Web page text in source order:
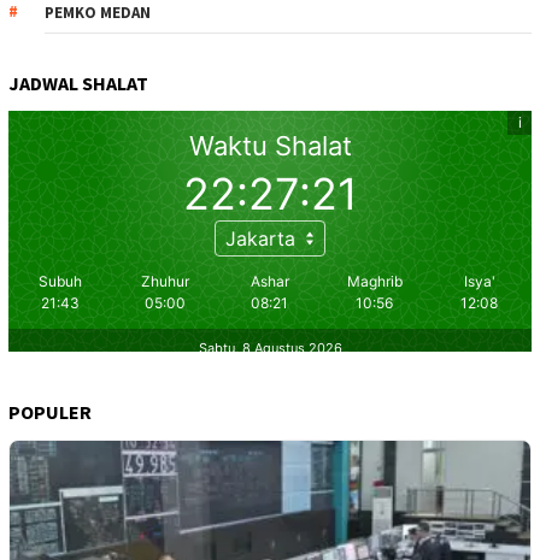
PEMKO MEDAN
JADWAL SHALAT
POPULER